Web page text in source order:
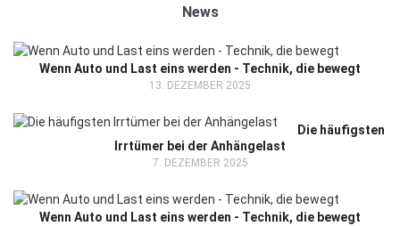
News
Wenn Auto und Last eins werden - Technik, die bewegt
13. DEZEMBER 2025
Die häufigsten
Irrtümer bei der Anhängelast
7. DEZEMBER 2025
Wenn Auto und Last eins werden - Technik, die bewegt